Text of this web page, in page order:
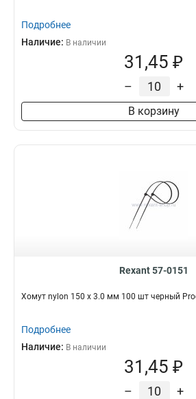
Подробнее
Наличие: В наличии
31,45 ₽
– +
В корзину
Rexant 57-0151
Хомут nylon 150 х 3.0 мм 100 шт черный
Подробнее
Наличие: В наличии
31,45 ₽
– +